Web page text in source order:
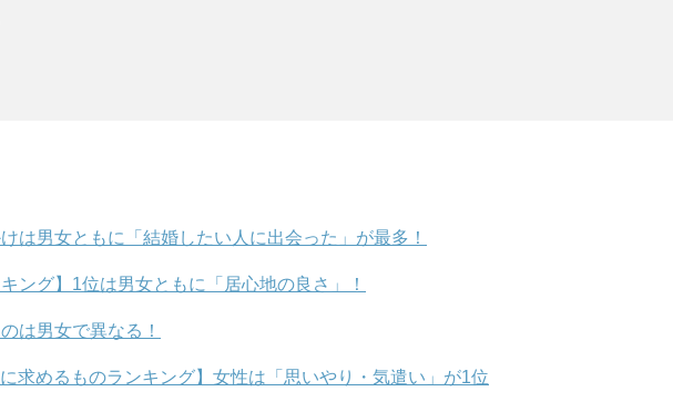
は男女ともに「結婚したい人に出会った」が最多！
ング】1位は男女ともに「居心地の良さ」！
は男女で異なる！
求めるものランキング】女性は「思いやり・気遣い」が1位